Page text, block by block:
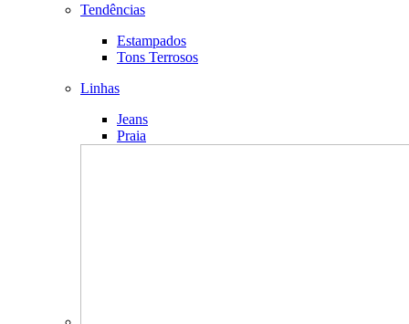
Tendências
Estampados
Tons Terrosos
Linhas
Jeans
Praia